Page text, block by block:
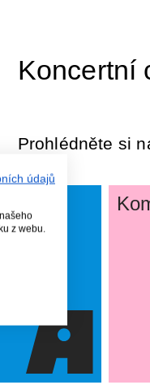
Koncertní
Prohlédněte si
údajů
z webu.